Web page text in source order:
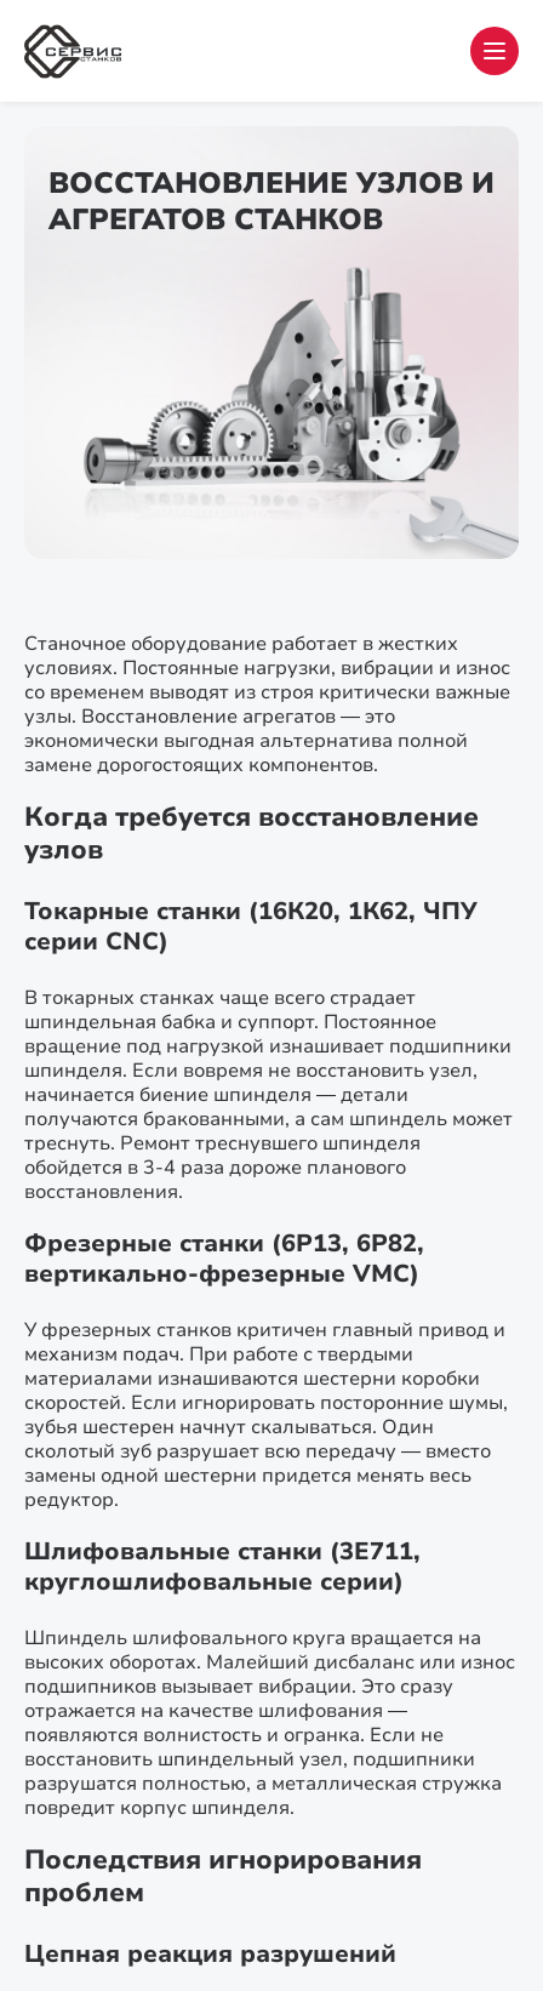
ВОССТАНОВЛЕНИЕ УЗЛОВ И
АГРЕГАТОВ СТАНКОВ
Станочное оборудование работает в жестких
условиях. Постоянные нагрузки, вибрации и износ
со временем выводят из строя критически важные
узлы. Восстановление агрегатов — это
экономически выгодная альтернатива полной
замене дорогостоящих компонентов.
Когда требуется восстановление
узлов
Токарные станки (16К20, 1К62, ЧПУ
серии CNC)
В токарных станках чаще всего страдает
шпиндельная бабка и суппорт. Постоянное
вращение под нагрузкой изнашивает подшипники
шпинделя. Если вовремя не восстановить узел,
начинается биение шпинделя — детали
получаются бракованными, а сам шпиндель может
треснуть. Ремонт треснувшего шпинделя
обойдется в 3-4 раза дороже планового
восстановления.
Фрезерные станки (6Р13, 6Р82,
вертикально-фрезерные VMC)
У фрезерных станков критичен главный привод и
механизм подач. При работе с твердыми
материалами изнашиваются шестерни коробки
скоростей. Если игнорировать посторонние шумы,
зубья шестерен начнут скалываться. Один
сколотый зуб разрушает всю передачу — вместо
замены одной шестерни придется менять весь
редуктор.
Шлифовальные станки (3Е711,
круглошлифовальные серии)
Шпиндель шлифовального круга вращается на
высоких оборотах. Малейший дисбаланс или износ
подшипников вызывает вибрации. Это сразу
отражается на качестве шлифования —
появляются волнистость и огранка. Если не
восстановить шпиндельный узел, подшипники
разрушатся полностью, а металлическая стружка
повредит корпус шпинделя.
Последствия игнорирования
проблем
Цепная реакция разрушений